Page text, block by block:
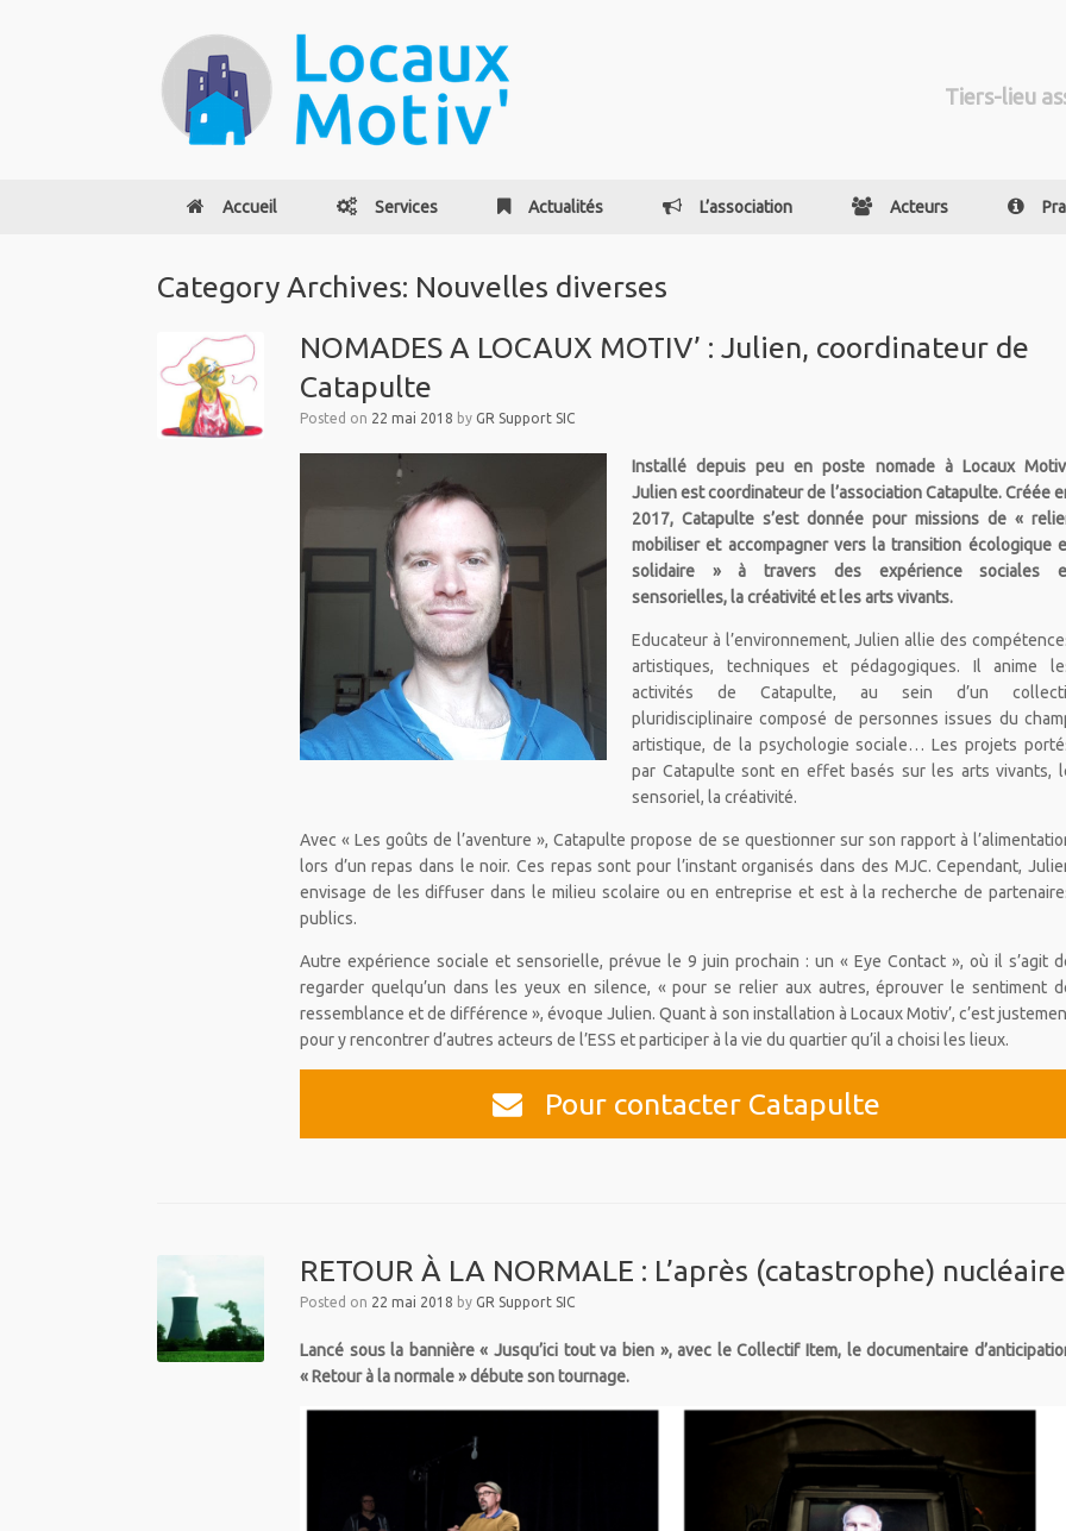
Tiers-lieu
Accueil Services Actualités L’association Acteurs
Category Archives: Nouvelles diverses
NOMADES A LOCAUX MOTIV’ : Julien, coordinateur de
Catapulte
Posted on 22 mai 2018 byGR Support SIC
Installé depuis peu en poste nomade à Locaux
Julien est coordinateur de l’association Catapulte. Créée
2017, Catapulte s’est donnée pour missions de «
mobiliser et accompagner vers la transition écologique
solidaire » à travers des expérience sociales
sensorielles, la créativité et les arts vivants.
Educateur à l’environnement, Julien allie des
artistiques, techniques et pédagogiques. Il anime
activités de Catapulte, au sein d’un
pluridisciplinaire composé de personnes issues du
artistique, de la psychologie sociale… Les projets
par Catapulte sont en effet basés sur les arts vivants,
sensoriel, la créativité.
Avec « Les goûts de l’aventure », Catapulte propose de se questionner sur son rapport à
lors d’un repas dans le noir. Ces repas sont pour l’instant organisés dans des MJC. Cependant,
envisage de les diffuser dans le milieu scolaire ou en entreprise et est à la recherche de
publics.
Autre expérience sociale et sensorielle, prévue le 9 juin prochain : un « Eye Contact », où il s’agit
regarder quelqu’un dans les yeux en silence, « pour se relier aux autres, éprouver le sentiment
ressemblance et de différence », évoque Julien. Quant à son installation à Locaux Motiv’, c’est
pour y rencontrer d’autres acteurs de l’ESS et participer à la vie du quartier qu’il a choisi les lieux.
Pour contacter Catapulte
RETOUR À LA NORMALE : L’après (catastrophe) nucléaire
Posted on 22 mai 2018 byGR Support SIC
Lancé sous la bannière « Jusqu’ici tout va bien », avec le Collectif Item, le documentaire
« Retour à la normale » débute son tournage.